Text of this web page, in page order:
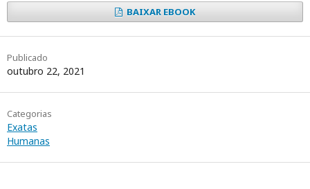
BAIXAR EBOOK
Publicado
outubro 22, 2021
Categorias
Exatas
Humanas